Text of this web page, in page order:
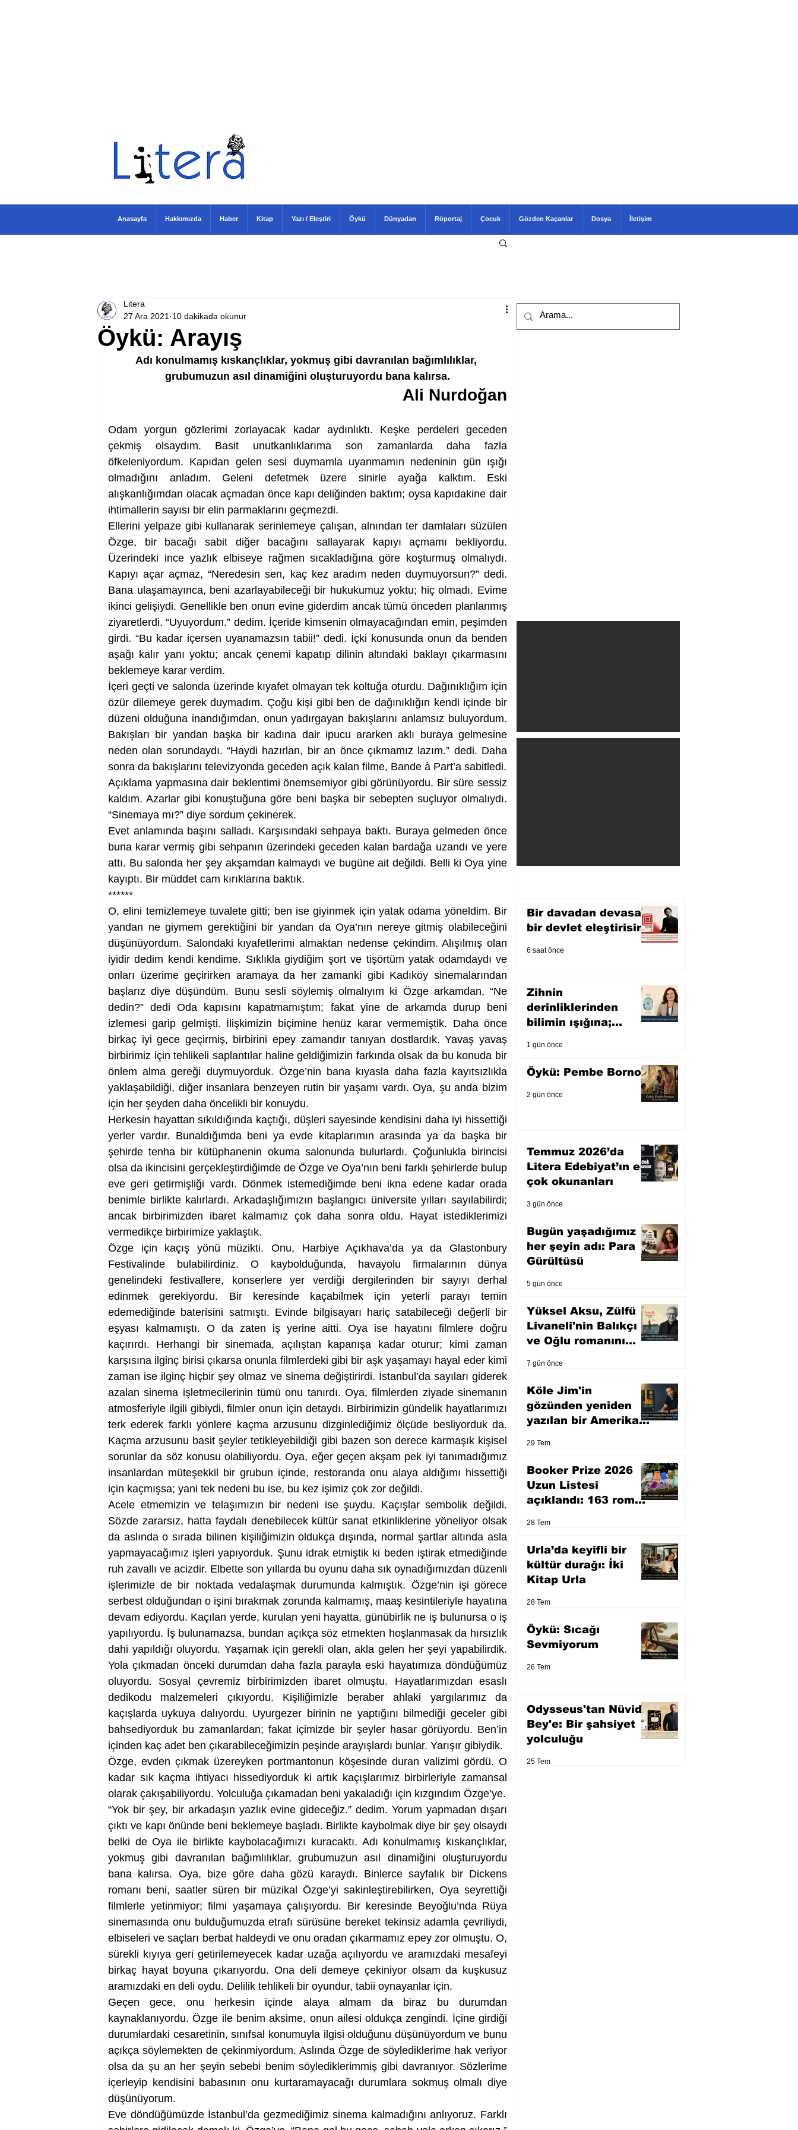
Öykü: Arayış
Litera
27 Ara 2021 10 dakikada okunur
Adı konulmamış kıskançlıklar, yokmuş gibi davranılan bağımlılıklar,
grubumuzun asıl dinamiğini oluşturuyordu bana kalırsa.
Ali Nurdoğan
Odam yorgun gözlerimi zorlayacak kadar aydınlıktı. Keşke perdeleri geceden
çekmiş olsaydım. Basit unutkanlıklarıma son zamanlarda daha fazla
öfkeleniyordum. Kapıdan gelen sesi duymamla uyanmamın nedeninin gün ışığı
olmadığını anladım. Geleni defetmek üzere sinirle ayağa kalktım. Eski
alışkanlığımdan olacak açmadan önce kapı deliğinden baktım; oysa kapıdakine dair
ihtimallerin sayısı bir elin parmaklarını geçmezdi.
Ellerini yelpaze gibi kullanarak serinlemeye çalışan, alnından ter damlaları süzülen
Özge, bir bacağı sabit diğer bacağını sallayarak kapıyı açmamı bekliyordu.
Üzerindeki ince yazlık elbiseye rağmen sıcakladığına göre koşturmuş olmalıydı.
Kapıyı açar açmaz, “Neredesin sen, kaç kez aradım neden duymuyorsun?” dedi.
Bana ulaşamayınca, beni azarlayabileceği bir hukukumuz yoktu; hiç olmadı. Evime
ikinci gelişiydi. Genellikle ben onun evine giderdim ancak tümü önceden planlanmış
ziyaretlerdi. “Uyuyordum.” dedim. İçeride kimsenin olmayacağından emin, peşimden
girdi. “Bu kadar içersen uyanamazsın tabii!” dedi. İçki konusunda onun da benden
aşağı kalır yanı yoktu; ancak çenemi kapatıp dilinin altındaki baklayı çıkarmasını
beklemeye karar verdim.
İçeri geçti ve salonda üzerinde kıyafet olmayan tek koltuğa oturdu. Dağınıklığım için
özür dilemeye gerek duymadım. Çoğu kişi gibi ben de dağınıklığın kendi içinde bir
düzeni olduğuna inandığımdan, onun yadırgayan bakışlarını anlamsız buluyordum.
Bakışları bir yandan başka bir kadına dair ipucu ararken aklı buraya gelmesine
neden olan sorundaydı. “Haydi hazırlan, bir an önce çıkmamız lazım.” dedi. Daha
Açıklama yapmasına dair beklentimi önemsemiyor gibi görünüyordu. Bir süre sessiz
kaldım. Azarlar gibi konuştuğuna göre beni başka bir sebepten suçluyor olmalıydı.
“Sinemaya mı?” diye sordum çekinerek.
Evet anlamında başını salladı. Karşısındaki sehpaya baktı. Buraya gelmeden önce
buna karar vermiş gibi sehpanın üzerindeki geceden kalan bardağa uzandı ve yere
attı. Bu salonda her şey akşamdan kalmaydı ve bugüne ait değildi. Belli ki Oya yine
kayıptı. Bir müddet cam kırıklarına baktık.
******
O, elini temizlemeye tuvalete gitti; ben ise giyinmek için yatak odama yöneldim. Bir
yandan ne giymem gerektiğini bir yandan da Oya’nın nereye gitmiş olabileceğini
düşünüyordum. Salondaki kıyafetlerimi almaktan nedense çekindim. Alışılmış olan
iyidir dedim kendi kendime. Sıklıkla giydiğim şort ve tişörtüm yatak odamdaydı ve
onları üzerime geçirirken aramaya da her zamanki gibi Kadıköy sinemalarından
başlarız diye düşündüm. Bunu sesli söylemiş olmalıyım ki Özge arkamdan, “Ne
dedin?” dedi Oda kapısını kapatmamıştım; fakat yine de arkamda durup beni
izlemesi garip gelmişti. İlişkimizin biçimine henüz karar vermemiştik. Daha önce
birkaç iyi gece geçirmiş, birbirini epey zamandır tanıyan dostlardık. Yavaş yavaş
birbirimiz için tehlikeli saplantılar haline geldiğimizin farkında olsak da bu konuda bir
önlem alma gereği duymuyorduk. Özge’nin bana kıyasla daha fazla kayıtsızlıkla
yaklaşabildiği, diğer insanlara benzeyen rutin bir yaşamı vardı. Oya, şu anda bizim
için her şeyden daha öncelikli bir konuydu.
Herkesin hayattan sıkıldığında kaçtığı, düşleri sayesinde kendisini daha iyi hissettiği
yerler vardır. Bunaldığımda beni ya evde kitaplarımın arasında ya da başka bir
şehirde tenha bir kütüphanenin okuma salonunda bulurlardı. Çoğunlukla birincisi
olsa da ikincisini gerçekleştirdiğimde de Özge ve Oya’nın beni farklı şehirlerde bulup
eve geri getirmişliği vardı. Dönmek istemediğimde beni ikna edene kadar orada
benimle birlikte kalırlardı. Arkadaşlığımızın başlangıcı üniversite yılları sayılabilirdi;
ancak birbirimizden ibaret kalmamız çok daha sonra oldu. Hayat istediklerimizi
vermedikçe birbirimize yaklaştık.
Özge için kaçış yönü müzikti. Onu, Harbiye Açıkhava’da ya da Glastonbury
Festivalinde bulabilirdiniz. O kaybolduğunda, havayolu firmalarının dünya
genelindeki festivallere, konserlere yer verdiği dergilerinden bir sayıyı derhal
edinmek gerekiyordu. Bir keresinde kaçabilmek için yeterli parayı temin
edemediğinde baterisini satmıştı. Evinde bilgisayarı hariç satabileceği değerli bir
eşyası kalmamıştı. O da zaten iş yerine aitti. Oya ise hayatını filmlere doğru
kaçırırdı. Herhangi bir sinemada, açılıştan kapanışa kadar oturur; kimi zaman
karşısına ilginç birisi çıkarsa onunla filmlerdeki gibi bir aşk yaşamayı hayal eder kimi
zaman ise ilginç hiçbir şey olmaz ve sinema değiştirirdi. İstanbul’da sayıları giderek
azalan sinema işletmecilerinin tümü onu tanırdı. Oya, filmlerden ziyade sinemanın
atmosferiyle ilgili gibiydi, filmler onun için detaydı. Birbirimizin gündelik hayatlarımızı
terk ederek farklı yönlere kaçma arzusunu dizginlediğimiz ölçüde besliyorduk da.
Kaçma arzusunu basit şeyler tetikleyebildiği gibi bazen son derece karmaşık kişisel
sorunlar da söz konusu olabiliyordu. Oya, eğer geçen akşam pek iyi tanımadığımız
insanlardan müteşekkil bir grubun içinde, restoranda onu alaya aldığımı hissettiği
için kaçmışsa; yani tek nedeni bu ise, bu kez işimiz çok zor değildi.
Acele etmemizin ve telaşımızın bir nedeni ise şuydu. Kaçışlar sembolik değildi.
Sözde zararsız, hatta faydalı denebilecek kültür sanat etkinliklerine yöneliyor olsak
da aslında o sırada bilinen kişiliğimizin oldukça dışında, normal şartlar altında asla
yapmayacağımız işleri yapıyorduk. Şunu idrak etmiştik ki beden iştirak etmediğinde
ruh zavallı ve acizdir. Elbette son yıllarda bu oyunu daha sık oynadığımızdan düzenli
işlerimizle de bir noktada vedalaşmak durumunda kalmıştık. Özge’nin işi görece
serbest olduğundan o işini bırakmak zorunda kalmamış, maaş kesintileriyle hayatına
devam ediyordu. Kaçılan yerde, kurulan yeni hayatta, günübirlik ne iş bulunursa o iş
yapılıyordu. İş bulunamazsa, bundan açıkça söz etmekten hoşlanmasak da hırsızlık
dahi yapıldığı oluyordu. Yaşamak için gerekli olan, akla gelen her şeyi yapabilirdik.
Yola çıkmadan önceki durumdan daha fazla parayla eski hayatımıza döndüğümüz
oluyordu. Sosyal çevremiz birbirimizden ibaret olmuştu. Hayatlarımızdan esaslı
dedikodu malzemeleri çıkıyordu. Kişiliğimizle beraber ahlaki yargılarımız da
kaçışlarda uykuya dalıyordu. Uyurgezer birinin ne yaptığını bilmediği geceler gibi
bahsediyorduk bu zamanlardan; fakat içimizde bir şeyler hasar görüyordu. Ben’in
içinden kaç adet ben çıkarabileceğimizin peşinde arayışlardı bunlar. Yarışır gibiydik.
Özge, evden çıkmak üzereyken portmantonun köşesinde duran valizimi gördü. O
kadar sık kaçma ihtiyacı hissediyorduk ki artık kaçışlarımız birbirleriyle zamansal
“Yok bir şey, bir arkadaşın yazlık evine gideceğiz.” dedim. Yorum yapmadan dışarı
çıktı ve kapı önünde beni beklemeye başladı. Birlikte kaybolmak diye bir şey olsaydı
belki de Oya ile birlikte kaybolacağımızı kuracaktı. Adı konulmamış kıskançlıklar,
yokmuş gibi davranılan bağımlılıklar, grubumuzun asıl dinamiğini oluşturuyordu
bana kalırsa. Oya, bize göre daha gözü karaydı. Binlerce sayfalık bir Dickens
romanı beni, saatler süren bir müzikal Özge’yi sakinleştirebilirken, Oya seyrettiği
filmlerle yetinmiyor; filmi yaşamaya çalışıyordu. Bir keresinde Beyoğlu’nda Rüya
sinemasında onu bulduğumuzda etrafı sürüsüne bereket tekinsiz adamla çevriliydi,
elbiseleri ve saçları berbat haldeydi ve onu oradan çıkarmamız epey zor olmuştu. O,
sürekli kıyıya geri getirilemeyecek kadar uzağa açılıyordu ve aramızdaki mesafeyi
birkaç hayat boyuna çıkarıyordu. Ona deli demeye çekiniyor olsam da kuşkusuz
aramızdaki en deli oydu. Delilik tehlikeli bir oyundur, tabii oynayanlar için.
Geçen gece, onu herkesin içinde alaya almam da biraz bu durumdan
kaynaklanıyordu. Özge ile benim aksime, onun ailesi oldukça zengindi. İçine girdiği
durumlardaki cesaretinin, sınıfsal konumuyla ilgisi olduğunu düşünüyordum ve bunu
açıkça söylemekten de çekinmiyordum. Aslında Özge de söylediklerime hak veriyor
olsa da şu an her şeyin sebebi benim söylediklerimmiş gibi davranıyor. Sözlerime
içerleyip kendisini babasının onu kurtaramayacağı durumlara sokmuş olmalı diye
düşünüyorum.
Eve döndüğümüzde İstanbul’da gezmediğimiz sinema kalmadığını anlıyoruz. Farklı
Bir davadan devasa
bir devlet eleştirisine
6 saat önce
Zihnin
derinliklerinden
bilimin ışığına;
1 gün önce
Öykü: Pembe Bornoz
2 gün önce
Temmuz 2026’da
Litera Edebiyat’ın en
çok okunanları
3 gün önce
Bugün yaşadığımız
her şeyin adı: Para
Gürültüsü
5 gün önce
Yüksel Aksu, Zülfü
Livaneli'nin Balıkçı
ve Oğlu romanını
7 gün önce
Köle Jim'in
gözünden yeniden
yazılan bir Amerikan
29 Tem
Booker Prize 2026
Uzun Listesi
açıklandı: 163 roman
28 Tem
Urla’da keyifli bir
kültür durağı: İki
Kitap Urla
28 Tem
Öykü: Sıcağı
Sevmiyorum
26 Tem
Odysseus'tan Nüvid
Bey'e: Bir şahsiyet
yolculuğu
25 Tem
Anasayfa Hakkımızda Haber Kitap Yazı / Eleştiri Öykü Dünyadan Röportaj Çocuk Gözden Kaçanlar Dosya İletişim